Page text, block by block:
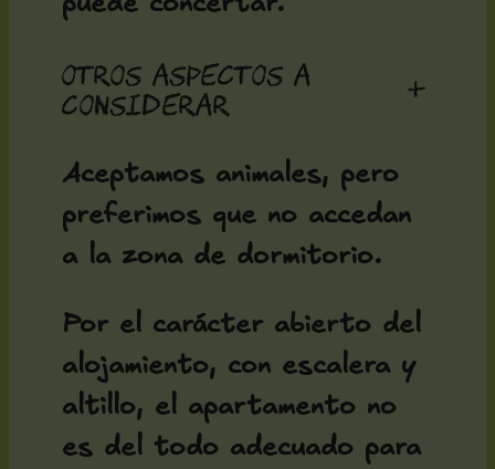
Otros aspectos a
considerar
+
Aceptamos animales, pero
preferimos que no accedan
a la zona de dormitorio.
Por el carácter abierto del
alojamiento, con escalera y
altillo, el apartamento no
es del todo adecuado para